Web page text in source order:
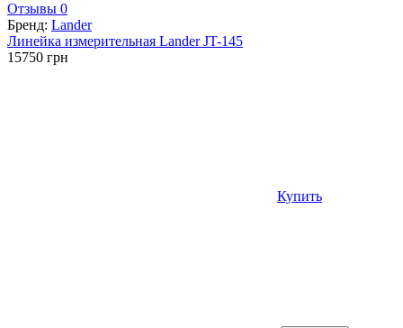
Отзывы 0
Бренд: Lander
Линейка измерительная Lander JT-145
15750 грн
Купить